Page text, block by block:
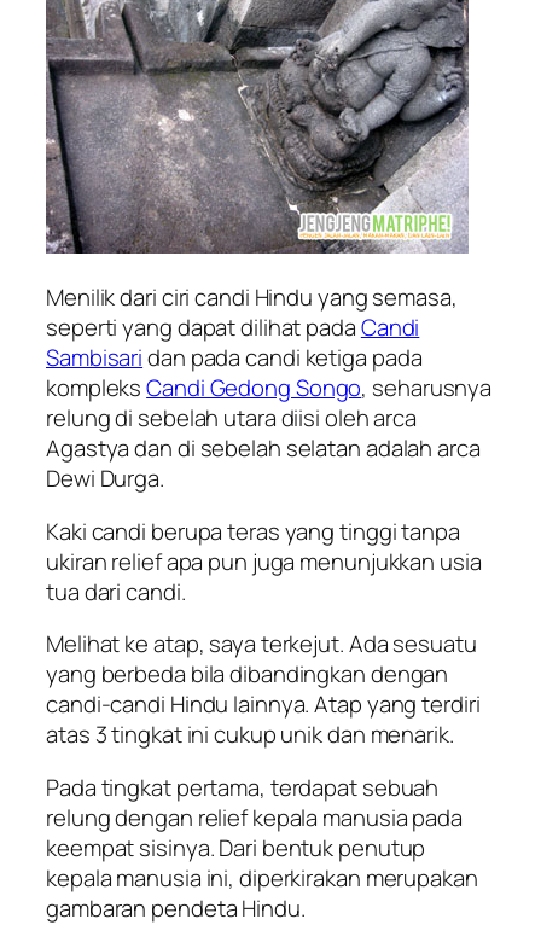
Menilik dari ciri candi Hindu yang semasa,
seperti yang dapat dilihat padaCandi
Sambisaridan pada candi ketiga pada
kompleksCandi Gedong Songo, seharusnya
relung di sebelah utara diisi oleh arca
Agastya dan di sebelah selatan adalah arca
Dewi Durga.
Kaki candi berupa teras yang tinggi tanpa
ukiran relief apa pun juga menunjukkan usia
tua dari candi.
Melihat ke atap, saya terkejut. Ada sesuatu
yang berbeda bila dibandingkan dengan
candi-candi Hindu lainnya. Atap yang terdiri
atas 3 tingkat ini cukup unik dan menarik.
Pada tingkat pertama, terdapat sebuah
relung dengan relief kepala manusia pada
keempat sisinya. Dari bentuk penutup
kepala manusia ini, diperkirakan merupakan
gambaran pendeta Hindu.